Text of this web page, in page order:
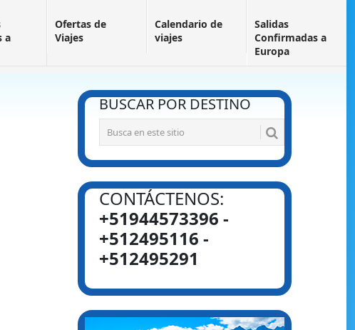
a
Ofertas de
Viajes
Calendario de
viajes
Salidas
Confirmadas a
Europa
BUSCAR POR DESTINO
CONTÁCTENOS:
+51944573396 -
+512495116 -
+512495291